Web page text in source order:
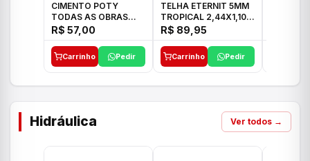
CIMENTO POTY
TODAS AS OBRAS
50KG CP-II F/32
R$ 57,00
Carrinho Pedir
TELHA ETERNIT 5MM
TROPICAL 2,44X1,10
27,10KG
R$ 89,95
Carrinho Pedir
Hidráulica Ver todos →